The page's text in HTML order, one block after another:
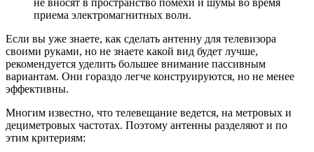
приема электромагнитных волн.
Если вы уже знаете, как сделать антенну для телевизора
своими руками, но не знаете какой вид будет лучше,
рекомендуется уделить большее внимание пассивным
вариантам. Они гораздо легче конструируются, но не менее
эффективны.
Многим известно, что телевещание ведется, на метровых и
дециметровых частотах. Поэтому антенны разделяют и по
этим критериям: